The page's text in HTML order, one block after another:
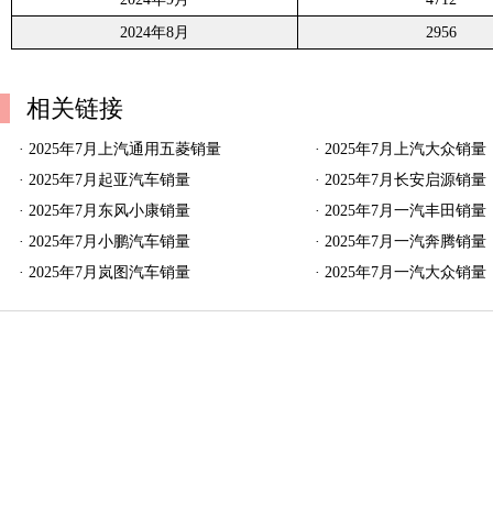
2024年8月
2956
相关链接
· 2025年7月上汽通用五菱销量 ·2025年7月上汽大众销量
· 2025年7月起亚汽车销量 ·2025年7月长安启源销量
· 2025年7月东风小康销量 ·2025年7月一汽丰田销量
· 2025年7月小鹏汽车销量 ·2025年7月一汽奔腾销量
· 2025年7月岚图汽车销量 ·2025年7月一汽大众销量